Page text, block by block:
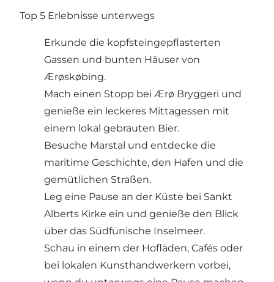
Top 5 Erlebnisse unterwegs
Erkunde die kopfsteingepflasterten
Gassen und bunten Häuser von
Ærøskøbing.
Mach einen Stopp bei Ærø Bryggeri und
genieße ein leckeres Mittagessen mit
einem lokal gebrauten Bier.
Besuche Marstal und entdecke die
maritime Geschichte, den Hafen und die
gemütlichen Straßen.
Leg eine Pause an der Küste bei Sankt
Alberts Kirke ein und genieße den Blick
über das Südfünische Inselmeer.
Schau in einem der Hofläden, Cafés oder
bei lokalen Kunsthandwerkern vorbei,